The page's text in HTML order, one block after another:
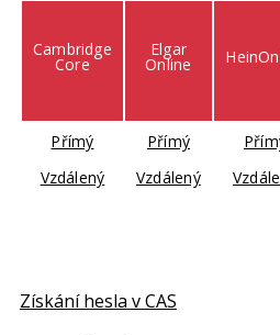
Cambridge
Core
Elgar
Online
Přímý Přímý
Vzdálený
Vzdálený
Získání hesla v CAS